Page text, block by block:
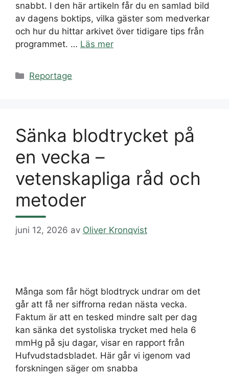
snabbt. I den här artikeln får du en samlad bild
av dagens boktips, vilka gäster som medverkar
och hur du hittar arkivet över tidigare tips från
programmet. … Läs mer
Kategorier
Reportage
Sänka blodtrycket på
en vecka –
vetenskapliga råd och
metoder
juni 12, 2026 av Oliver Kronqvist
Många som får högt blodtryck undrar om det
går att få ner siffrorna redan nästa vecka.
Faktum är att en tesked mindre salt per dag
kan sänka det systoliska trycket med hela 6
mmHg på sju dagar, visar en rapport från
Hufvudstadsbladet. Här går vi igenom vad
forskningen säger om snabba